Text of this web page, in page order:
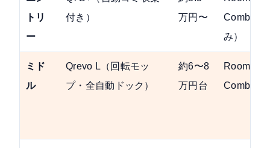
トリ
ー
付き）
万円〜
Combo（
み）
ミド
ル
Qrevo L（回転モッ
プ・全自動ドック）
約6〜8
万円台
Roomba
Combo